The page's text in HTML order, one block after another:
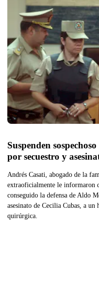
Suspenden
por secuestro y
Andrés Casati, abogado de la
extraoficialmente le informaron
conseguido la defensa de Aldo
asesinato de Cecilia Cubas, a
quirúrgica.